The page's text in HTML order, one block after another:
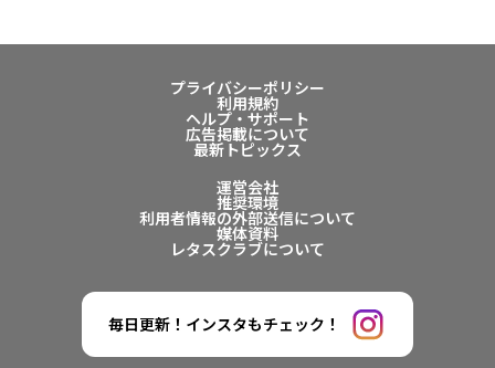
プライバシーポリシー
利用規約
ヘルプ・サポート
広告掲載について
最新トピックス
運営会社
推奨環境
利用者情報の外部送信について
媒体資料
レタスクラブについて
毎日更新！インスタもチェック！